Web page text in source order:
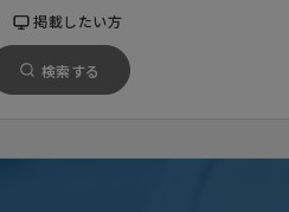
掲載したい方
検索する